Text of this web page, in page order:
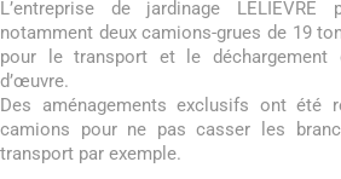
L’entreprise de jardinage LELIEVRE
notamment deux camions-grues de 19
pour le transport et le
d’œuvre.
Des aménagements exclusifs ont été
camions pour ne pas casser les
transport par exemple.